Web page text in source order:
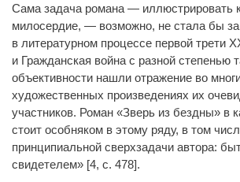
Сама задача романа — иллюстрировать
милосердие, — возможно, не стала бы
в литературном процессе первой трети
и Гражданская война с разной степенью
объективности нашли отражение во
художественных произведениях их
участников. Роман «Зверь из бездны» в
стоит особняком в этому ряду, в том
принципиальной сверхзадачи автора:
свидетелем» [4, с. 478].